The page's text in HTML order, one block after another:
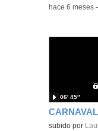
-hace 6 meses
CARNAVAL
subido por
06′ 45″